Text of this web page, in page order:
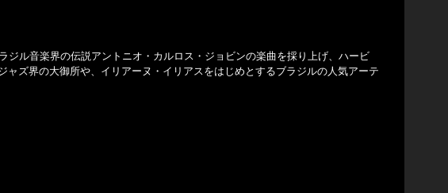
ル音楽界の伝説アントニオ・カルロス・ジョビンの楽曲を採り上げ、ハービ
ズ界の大御所や、イリアーヌ・イリアスをはじめとするブラジルの人気アーテ